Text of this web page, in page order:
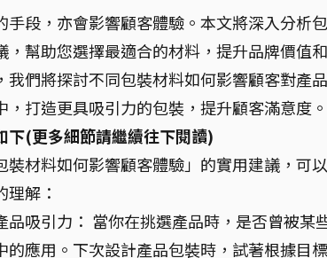
手段，亦會影響顧客體驗。本文將深入分析
，幫助您選擇最適合的材料，提升品牌價值
我們將探討不同包裝材料如何影響顧客對產
，打造更具吸引力的包裝，提升顧客滿意度。
下(更多細節請繼續往下閱讀)
裝材料如何影響顧客體驗」的實用建議，可
解：
品吸引力： 當你在挑選產品時，是否曾被某
的應用。下次設計產品包裝時，試著根據目